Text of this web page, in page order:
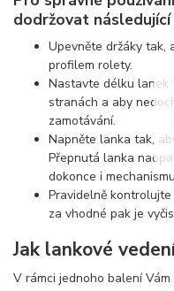
dodržovat
Upevněte držáky tak,
profilem rolety.
Nastavte délku lanek
stranách a aby
zamotávání.
Napněte lanka tak,
Přepnutá lanka
dokonce i
Pravidelně
za vhodné pak je
Jak lankové
V rámci jednoho balení